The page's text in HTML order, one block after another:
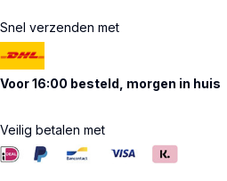
Snel verzenden met
Voor 16:00 besteld, morgen in huis
Veilig betalen met